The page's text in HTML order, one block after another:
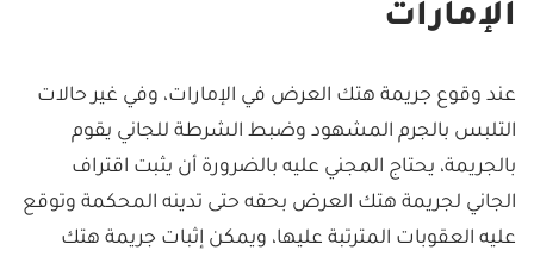
الإمارات
عند وقوع جريمة هتك العرض في الإمارات، وفي غير حالات
التلبس بالجرم المشهود وضبط الشرطة للجاني يقوم
بالجريمة، يحتاج المجني عليه بالضرورة أن يثبت اقتراف
الجاني لجريمة هتك العرض بحقه حتى تدينه المحكمة وتوقع
عليه العقوبات المترتبة عليها، ويمكن إثبات جريمة هتك